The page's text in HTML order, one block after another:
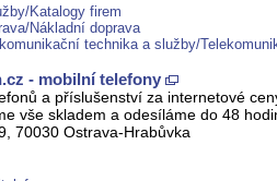
Katalogy firem
Nákladní doprava
technika a služby/
- mobilní telefony
a příslušenství za internetové
vše skladem a odesíláme do 48
70030 Ostrava-Hrabůvka